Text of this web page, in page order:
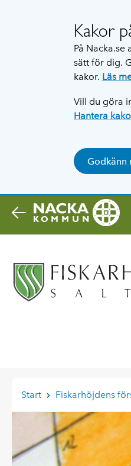
Kakor
På
sätt för dig.
kakor. Läs
Vill du göra
Hantera
Godkänn
Start Fiskarhöjdens